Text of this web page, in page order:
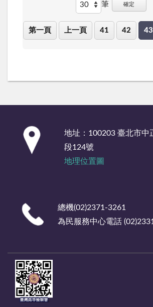
筆
確定
第一頁 上一頁 41 42 43
地址：100203 臺北市中
段124號
地理位置圖
總機(02)2371-3261
為民服務中心電話